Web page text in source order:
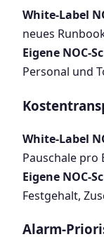
White-Label
neues
Eigene NOC-
Personal und
White-Label
Pauschale pro
Eigene NOC-
Festgehalt,
Alarm-